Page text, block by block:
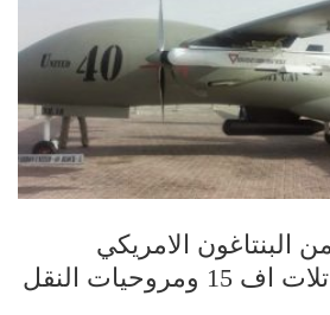
البنتاغون الامريكي
النقل